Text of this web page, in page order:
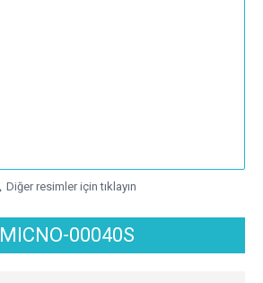
Diğer resimler için tıklayın
MICNO-00040S